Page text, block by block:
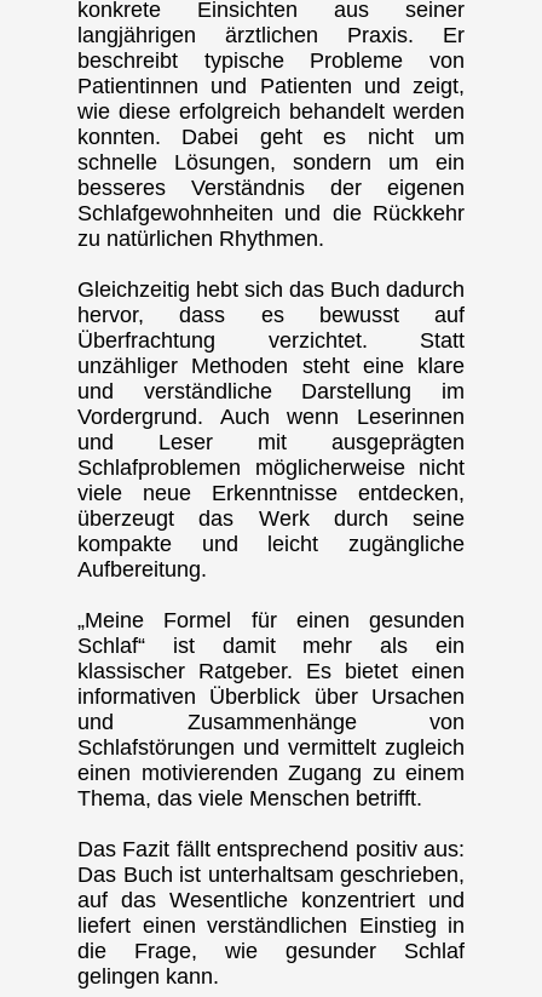
konkrete Einsichten aus seiner
langjährigen ärztlichen Praxis. Er
beschreibt typische Probleme von
Patientinnen und Patienten und zeigt,
wie diese erfolgreich behandelt werden
konnten. Dabei geht es nicht um
schnelle Lösungen, sondern um ein
besseres Verständnis der eigenen
Schlafgewohnheiten und die Rückkehr
zu natürlichen Rhythmen.
Gleichzeitig hebt sich das Buch dadurch
hervor, dass es bewusst auf
Überfrachtung verzichtet. Statt
unzähliger Methoden steht eine klare
und verständliche Darstellung im
Vordergrund. Auch wenn Leserinnen
und Leser mit ausgeprägten
Schlafproblemen möglicherweise nicht
viele neue Erkenntnisse entdecken,
überzeugt das Werk durch seine
kompakte und leicht zugängliche
Aufbereitung.
„Meine Formel für einen gesunden
Schlaf“ ist damit mehr als ein
klassischer Ratgeber. Es bietet einen
informativen Überblick über Ursachen
und Zusammenhänge von
Schlafstörungen und vermittelt zugleich
einen motivierenden Zugang zu einem
Thema, das viele Menschen betrifft.
Das Fazit fällt entsprechend positiv aus:
Das Buch ist unterhaltsam geschrieben,
auf das Wesentliche konzentriert und
liefert einen verständlichen Einstieg in
die Frage, wie gesunder Schlaf
gelingen kann.